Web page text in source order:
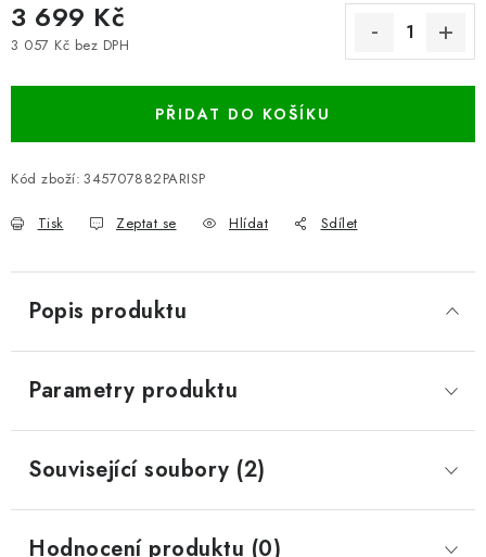
3 699 Kč
3 057 Kč bez DPH
PŘIDAT DO KOŠÍKU
Kód zboží: 345707882PARISP
Tisk Zeptat se Hlídat Sdílet
Popis produktu
Parametry produktu
Související soubory (2)
Hodnocení produktu (0)